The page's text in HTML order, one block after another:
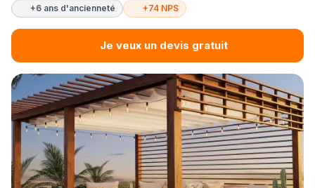
+6 ans d'ancienneté +74 NPS
Je veux un devis gratuit